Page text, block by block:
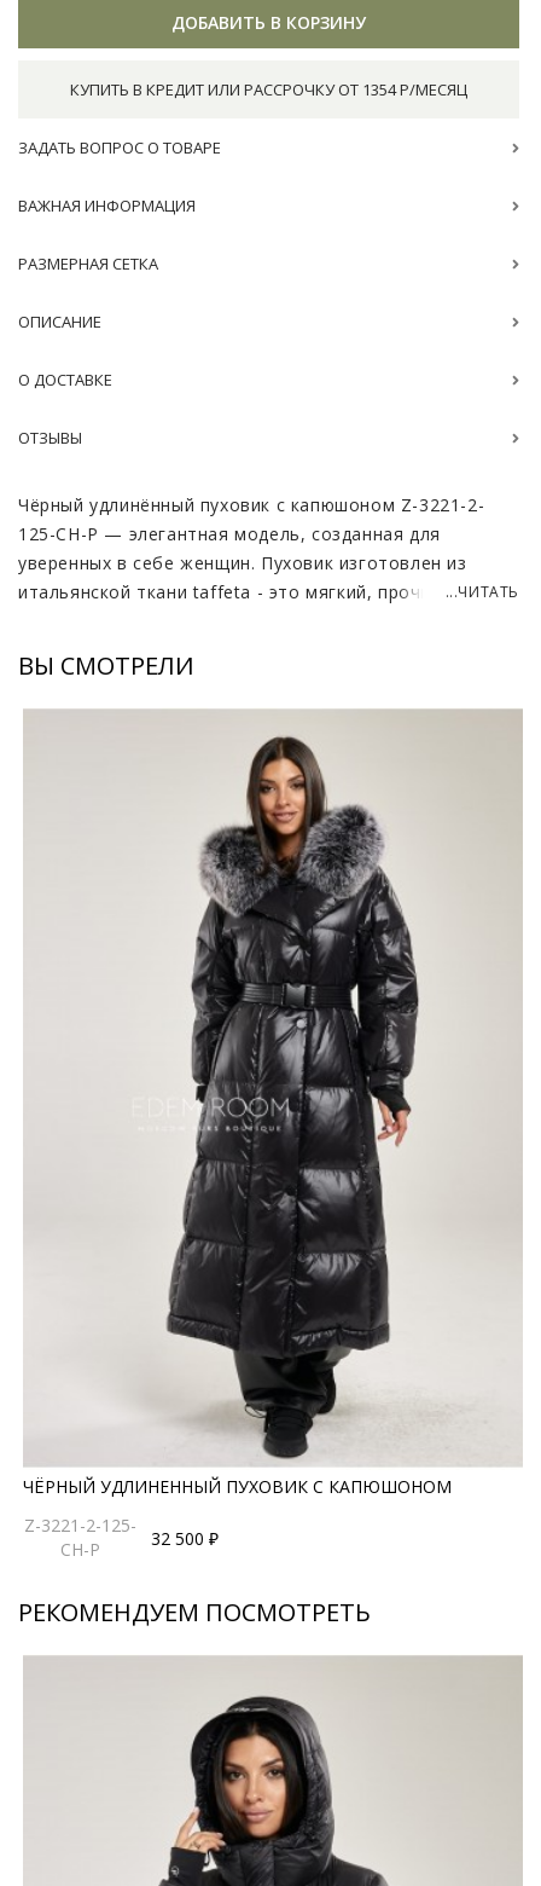
ДОБАВИТЬ В КОРЗИНУ
КУПИТЬ В КРЕДИТ ИЛИ РАССРОЧКУ ОТ 1354 Р/МЕСЯЦ
ЗАДАТЬ ВОПРОС О ТОВАРЕ
ВАЖНАЯ ИНФОРМАЦИЯ
РАЗМЕРНАЯ СЕТКА
ОПИСАНИЕ
О ДОСТАВКЕ
ОТЗЫВЫ
Чёрный удлинённый пуховик с капюшоном Z-3221-2-
125-CH-P — элегантная модель, созданная для
уверенных в себе женщин. Пуховик изготовлен из
итальянской ткани taffeta - это мягкий, прочный
делает его практичным. Благодаря поясу силуэт
подчеркивает изящество фигуры, а глубокий чёрный
цвет добавляет загадочности и шика внешнему виду.
Капюшон, отороченный шикарным мехом чернобурой
лисы, обеспечивает не только дополнительное тепло,
но и создает эффектный акцент, придавая
оригинальность. Такой пуховик не просто защищает
от непогоды, но и служит настоящим модным нарядом.
Он идеально впишется в разнообразные образы — от
повседневных до вечерних, позволяя одновременно
выглядеть стильно и чувствовать себя комфортно.
Утеплитель из гусиного пуха обеспечивает
невероятное тепло и лёгкость, что делает эту модель
поистине уникальной. Выбирая чёрный удлинённый
пуховик с капюшоном, вы выбираете не просто
верхнюю одежду, а настоящую инвестицию в свой
*описание несет информационный характер, состав и
правила ухода могут быть изменены производителем
...ЧИТАТЬ
ВЫ СМОТРЕЛИ
ЧЁРНЫЙ УДЛИНЕННЫЙ ПУХОВИК С КАПЮШОНОМ
Z-3221-2-125-
CH-P
32 500 ₽
РЕКОМЕНДУЕМ ПОСМОТРЕТЬ